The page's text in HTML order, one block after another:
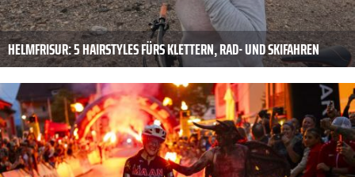
HELMFRISUR: 5 HAIRSTYLES FÜRS KLETTERN, RAD- UND SKIFAHREN